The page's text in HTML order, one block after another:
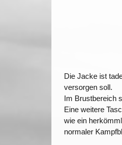
Die Jacke ist
versorgen soll.
Im Brustbereich
Eine weitere
wie ein
normaler